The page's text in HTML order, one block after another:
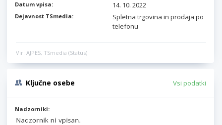
Datum vpisa: 14. 10. 2022
Dejavnost TSmedia:
Spletna trgovina in prodaja po
telefonu
Vir: AJPES, TSmedia (Status)
Ključne osebe Vsi podatki
Nadzorniki: